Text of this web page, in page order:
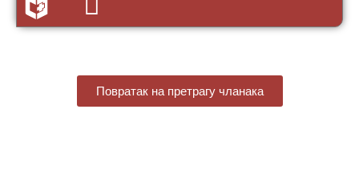
Повратак на претрагу чланака